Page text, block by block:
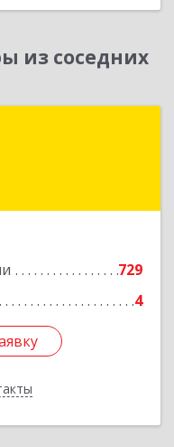
из соседних
729
4
г, Советская ул,